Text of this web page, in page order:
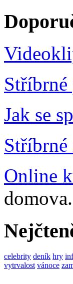
Jak se
Stříbrné
Online
domova.
celebrity deník hry
vytrvalost vánoce